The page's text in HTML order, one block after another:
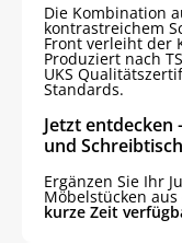
Die Kombination
kontrastreichem
Front verleiht der
Produziert nach
UKS
Standards.
Jetzt entdecken
und
Ergänzen Sie Ihr
Möbelstücken
kurze Zeit